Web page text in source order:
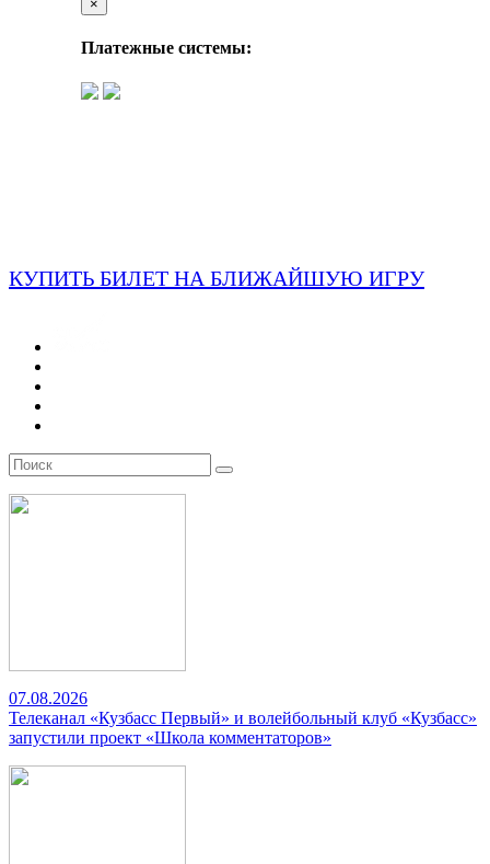
×
Платежные системы:
КУПИТЬ БИЛЕТ НА БЛИЖАЙШУЮ ИГРУ
07.08.2026
Телеканал «Кузбасс Первый» и волейбольный клуб «Кузбасс»
запустили проект «Школа комментаторов»